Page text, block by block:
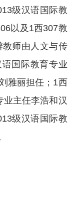
级汉语国际教
以及1西307教
师由人文与传
国际教育专业
雅丽担任；1西
业主任李浩和汉
级汉语国际教